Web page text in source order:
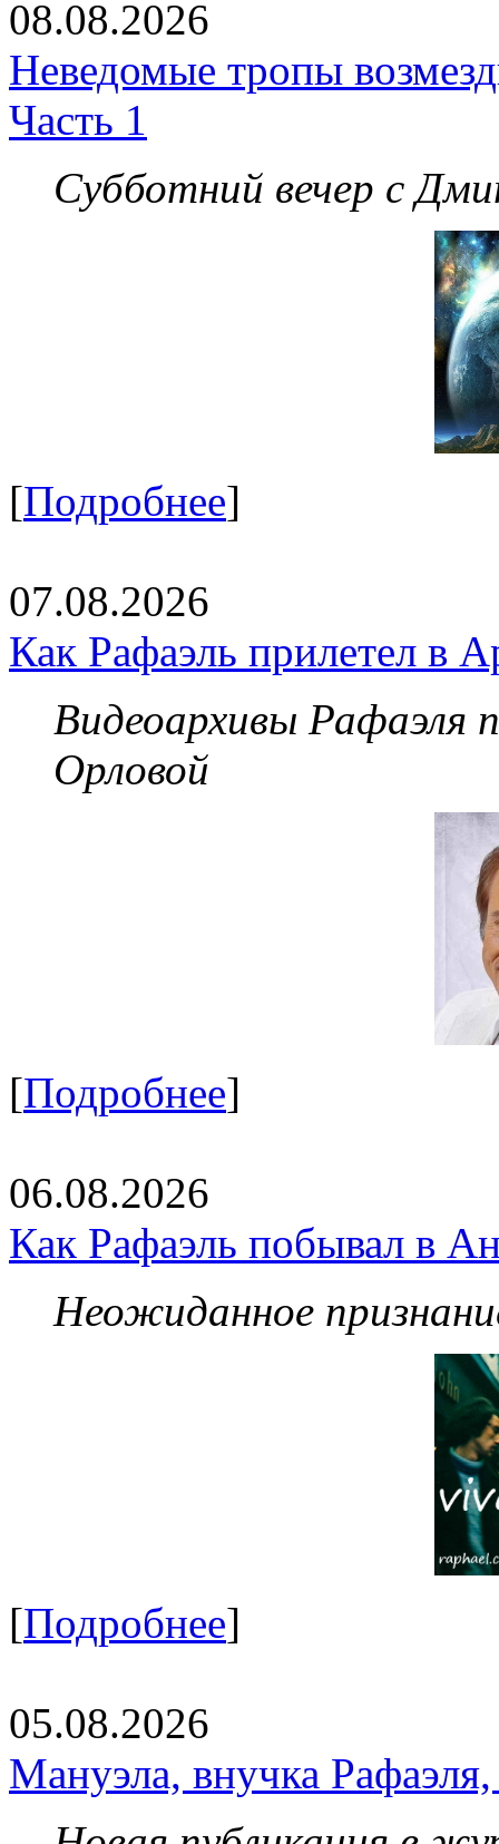
08.08.2026
Неведомые тропы
Часть 1
Субботний вечер с
[Подробнее]
07.08.2026
Как Рафаэль прилетел в
Видеоархивы Рафаэля
Орловой
[Подробнее]
06.08.2026
Как Рафаэль побывал в
Неожиданное
[Подробнее]
05.08.2026
Мануэла, внучка